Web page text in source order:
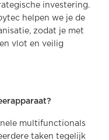
investering.
helpen we je de
zodat je met
vlot en veilig
multifunctionals
taken tegelijk